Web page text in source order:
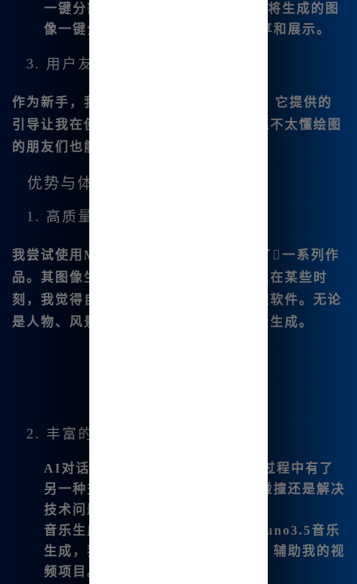
一键分割与下载
：Midjourney支持将生成的图
像一键分割为四张，方便我进行分享和展示。
3. 用户友好的设计
作为新手，我非常感谢Mj提词器的存在。它提供的
引导让我在使用过程中不再迷茫。甚至连不太懂绘图
的朋友们也能快速上手。
优势与体验
1. 高质量的输出
我尝试使用 Midjourney V6🔥.1版
生成了一系列作
品。其图像生成质量让我大吃一惊，甚至在某些时
刻，我觉得自己在使用专业级的图像处理软件。无论
是人物、风景还是抽象艺术，我都能轻松生成。
2. 丰富的创作工具
AI对话功能
：这个功能让我在创作过程中有了
另一种交流方式。无论是进行灵感碰撞还是解决
技术问题，我都能获得快速的反馈。
音乐生成
suno3.5音乐
生成 ，我可以生成指定风格的音乐，辅助我的视
频项目。